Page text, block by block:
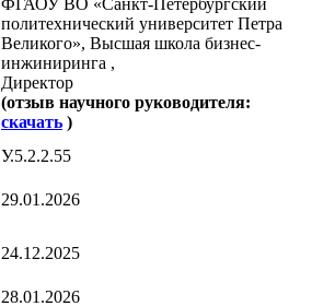
ФГАОУ ВО «Санкт-Петербургский
политехнический университет Петра
Великого», Высшая школа бизнес-
инжиниринга ,
Директор
(отзыв научного руководителя:
скачать )
У.5.2.2.55
29.01.2026
24.12.2025
28.01.2026